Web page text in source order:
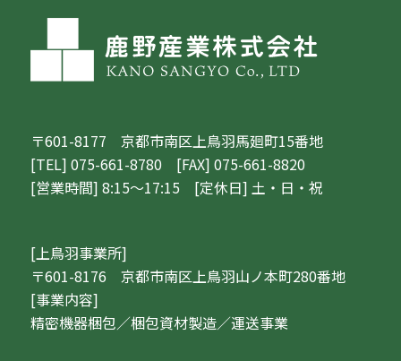
〒601-8177 京都市南区上鳥羽馬廻町15番地
[TEL] 075-661-8780 [FAX] 075-661-8820
[営業時間] 8:15～17:15 [定休日] 土・日・祝
[上鳥羽事業所]
〒601-8176 京都市南区上鳥羽山ノ本町280番地
[事業内容]
精密機器梱包／梱包資材製造／運送事業